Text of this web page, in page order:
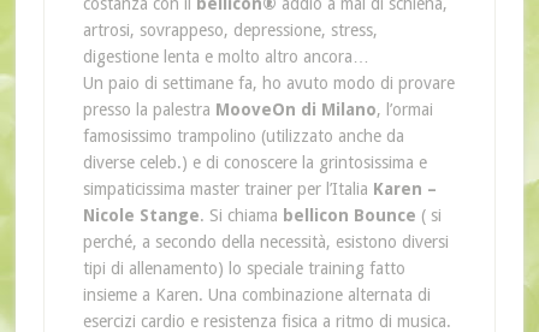
artrosi, sovrappeso, depressione, stress,
digestione lenta e molto altro ancora…
Un paio di settimane fa, ho avuto modo di provare
presso la palestra MooveOn di Milano, l’ormai
famosissimo trampolino (utilizzato anche da
diverse celeb.) e di conoscere la grintosissima e
simpaticissima master trainer per l’Italia Karen –
Nicole Stange. Si chiama bellicon Bounce ( si
perché, a secondo della necessità, esistono diversi
tipi di allenamento) lo speciale training fatto
insieme a Karen. Una combinazione alternata di
esercizi cardio e resistenza fisica a ritmo di musica.